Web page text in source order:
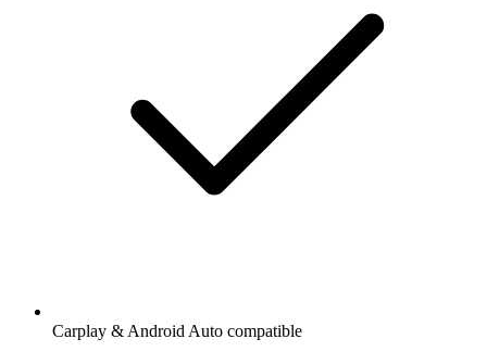
Carplay & Android Auto compatible